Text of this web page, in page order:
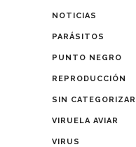
NOTICIAS
PARÁSITOS
PUNTO NEGRO
REPRODUCCIÓN
SIN CATEGORIZAR
VIRUELA AVIAR
VIRUS